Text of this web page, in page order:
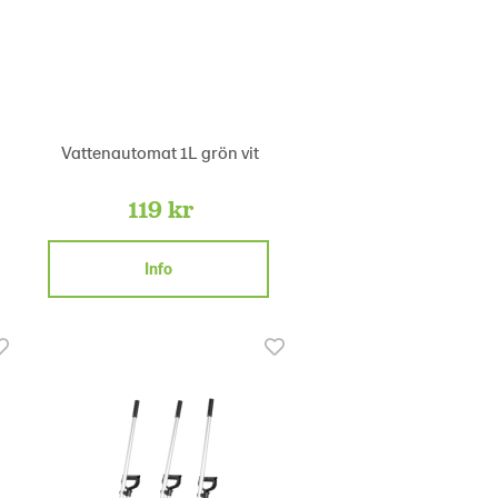
Vattenautomat 1L grön vit
119 kr
Info